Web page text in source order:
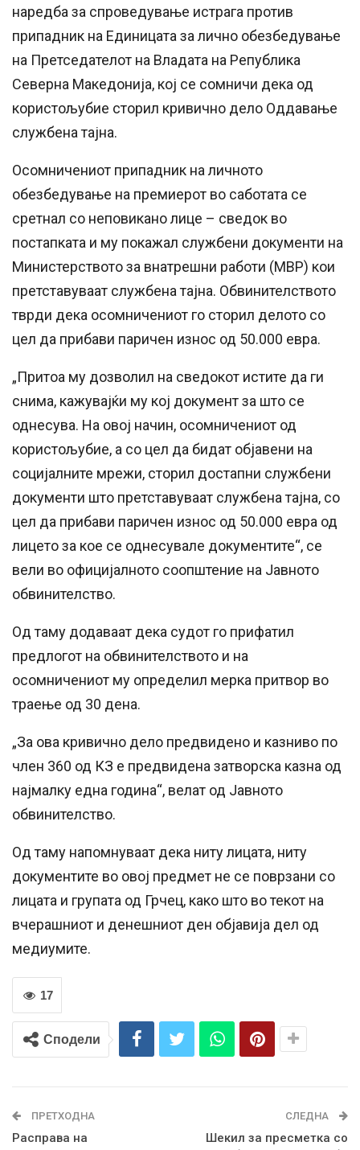
наредба за спроведување истрага против
припадник на Единицата за лично обезбедување
на Претседателот на Владата на Република
Северна Македонија, кој се сомничи дека од
користољубие сторил кривично дело Оддавање
службена тајна.
Осомничениот припадник на личното
обезбедување на премиерот во саботата се
сретнал со неповикано лице – сведок во
постапката и му покажал службени документи на
Министерството за внатрешни работи (МВР) кои
претставуваат службена тајна. Обвинителството
тврди дека осомничениот го сторил делото со
цел да прибави паричен износ од 50.000 евра.
„Притоа му дозволил на сведокот истите да ги
снима, кажувајќи му кој документ за што се
однесува. На овој начин, осомничениот од
користољубие, а со цел да бидат објавени на
социјалните мрежи, сторил достапни службени
документи што претставуваат службена тајна, со
цел да прибави паричен износ од 50.000 евра од
лицето за кое се однесувале документите“, се
вели во официјалното соопштение на Јавното
обвинителство.
Од таму додаваат дека судот го прифатил
предлогот на обвинителството и на
осомничениот му определил мерка притвор во
траење од 30 дена.
„За ова кривично дело предвидено и казниво по
член 360 од КЗ е предвидена затворска казна од
најмалку една година“, велат од Јавното
обвинителство.
Од таму напомнуваат дека ниту лицата, ниту
документите во овој предмет не се поврзани со
лицата и групата од Грчец, како што во текот на
вчерашниот и денешниот ден објавија дел од
медиумите.
17
Сподели
ПРЕТХОДНА
Расправа на
СЛЕДНА
Шекил за пресметка со